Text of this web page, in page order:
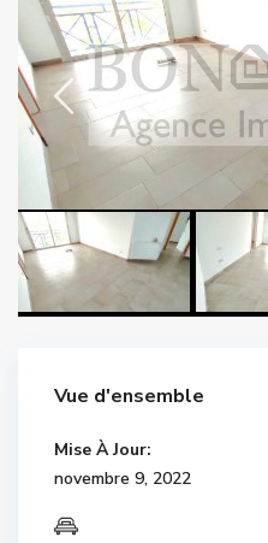
Vue d'ensemble
Mise À Jour:
novembre 9, 2022